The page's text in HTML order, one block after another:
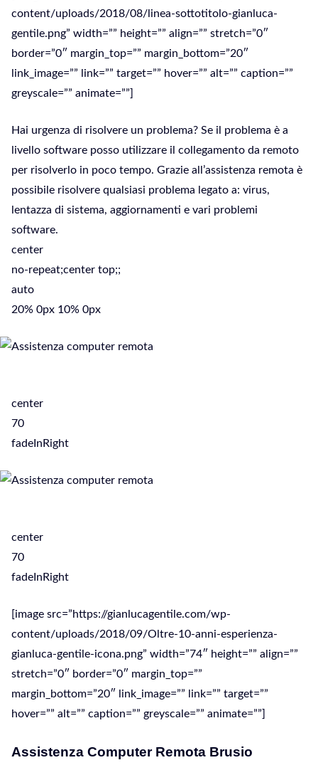
content/uploads/2018/08/linea-sottotitolo-gianluca-
gentile.png” width=”” height=”” align=”” stretch=”0″
border=”0″ margin_top=”” margin_bottom=”20″
link_image=”” link=”” target=”” hover=”” alt=”” caption=””
greyscale=”” animate=””]
Hai urgenza di risolvere un problema? Se il problema è a
livello software posso utilizzare il collegamento da remoto
per risolverlo in poco tempo. Grazie all’assistenza remota è
possibile risolvere qualsiasi problema legato a: virus,
lentazza di sistema, aggiornamenti e vari problemi
software.
center
no-repeat;center top;;
auto
20% 0px 10% 0px
center
70
fadeInRight
center
70
fadeInRight
[image src=”https://gianlucagentile.com/wp-
content/uploads/2018/09/Oltre-10-anni-esperienza-
gianluca-gentile-icona.png” width=”74″ height=”” align=””
stretch=”0″ border=”0″ margin_top=””
margin_bottom=”20″ link_image=”” link=”” target=””
hover=”” alt=”” caption=”” greyscale=”” animate=””]
Assistenza Computer Remota Brusio